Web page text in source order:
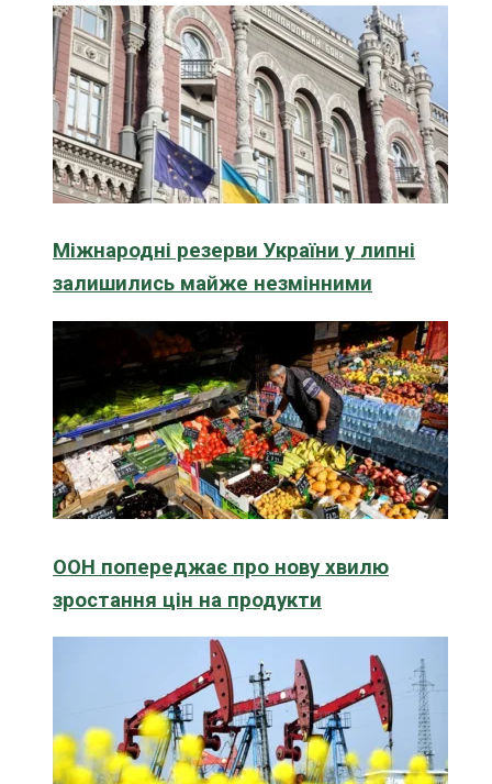
Міжнародні резерви України у липні
залишились майже незмінними
ООН попереджає про нову хвилю
зростання цін на продукти